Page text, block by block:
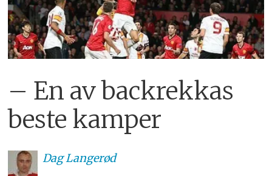
– En av backrekkas
beste kamper
DagLangerød